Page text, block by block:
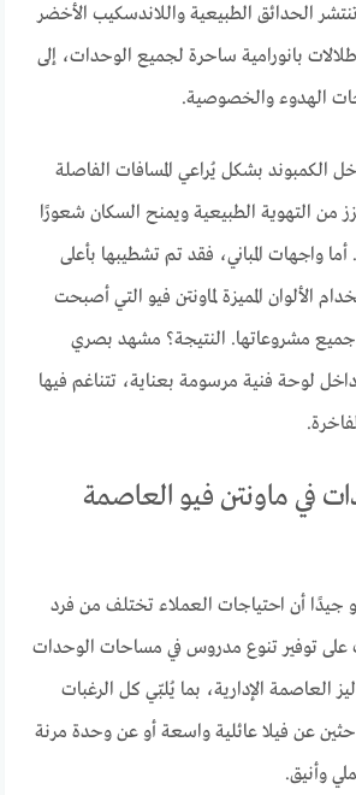
الحدائق الطبيعية واللاندسكيب الأخضر
بانورامية ساحرة لجميع الوحدات، إلى
الهدوء والخصوصية.
الكمبوند بشكل يُراعي المسافات الفاصلة
من التهوية الطبيعية ويمنح السكان شعورًا
أما واجهات المباني، فقد تم تشطيبها بأعلى
الألوان المميزة لماونتن فيو التي أصبحت
جميع مشروعاتها. النتيجة؟ مشهد بصري
لوحة فنية مرسومة بعناية، تتناغم فيها
في ماونتن فيو العاصمة
جيدًا أن احتياجات العملاء تختلف من فرد
على توفير تنوع مدروس في مساحات الوحدات
العاصمة الإدارية، بما يُلبّي كل الرغبات
عن فيلا عائلية واسعة أو عن وحدة مرنة
وأنيق.